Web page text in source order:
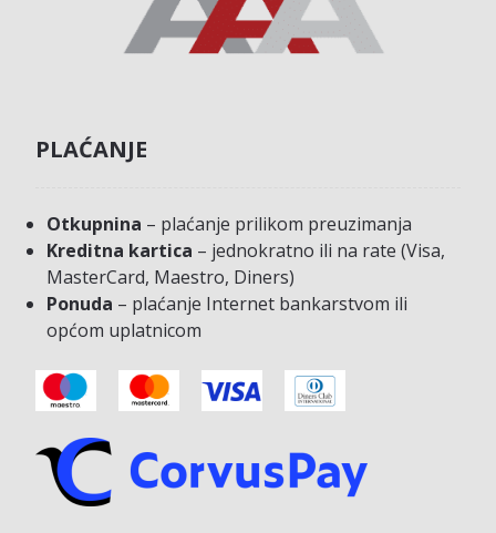
PLAĆANJE
Otkupnina – plaćanje prilikom preuzimanja
Kreditna kartica – jednokratno ili na rate (Visa,
MasterCard, Maestro, Diners)
Ponuda – plaćanje Internet bankarstvom ili
općom uplatnicom